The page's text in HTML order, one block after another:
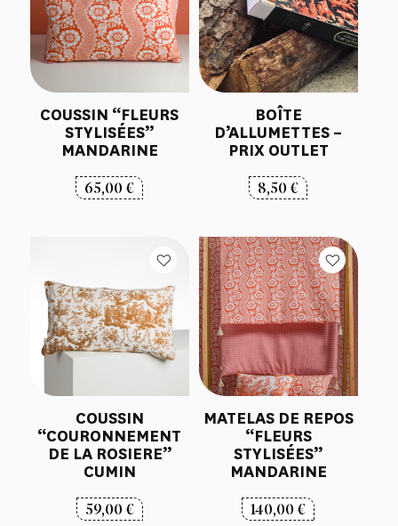
COUSSIN “FLEURS
STYLISÉES”
MANDARINE
65,00€
BOÎTE
D’ALLUMETTES –
PRIX OUTLET
8,50€
COUSSIN
“COURONNEMENT
DE LA ROSIERE”
CUMIN
59,00€
MATELAS DE REPOS
“FLEURS
STYLISÉES”
MANDARINE
140,00€